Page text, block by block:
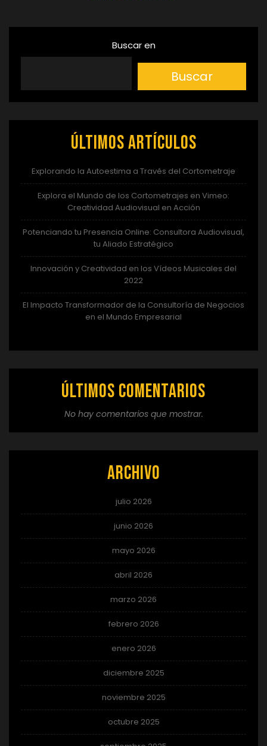
Buscar en
Buscar
Últimos artículos
Explorando la Autoestima a Través del Cortometraje
Explora el Mundo de los Cortometrajes en Vimeo:
Creatividad Audiovisual en Acción
Potenciando tu Presencia Online: Consultora Audiovisual,
tu Aliado Estratégico
Innovación y Creatividad en los Vídeos Musicales del
2022
El Impacto Transformador de la Consultoría de Negocios
en el Mundo Empresarial
Últimos comentarios
No hay comentarios que mostrar.
Archivo
julio 2026
junio 2026
mayo 2026
abril 2026
marzo 2026
febrero 2026
enero 2026
diciembre 2025
noviembre 2025
octubre 2025